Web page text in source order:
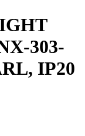
303-
IP20